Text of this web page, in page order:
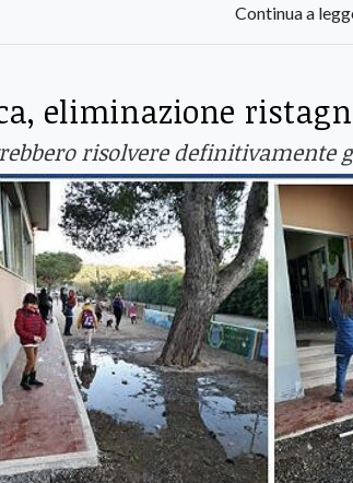
Continua a
eliminazione
risolvere definitivamente